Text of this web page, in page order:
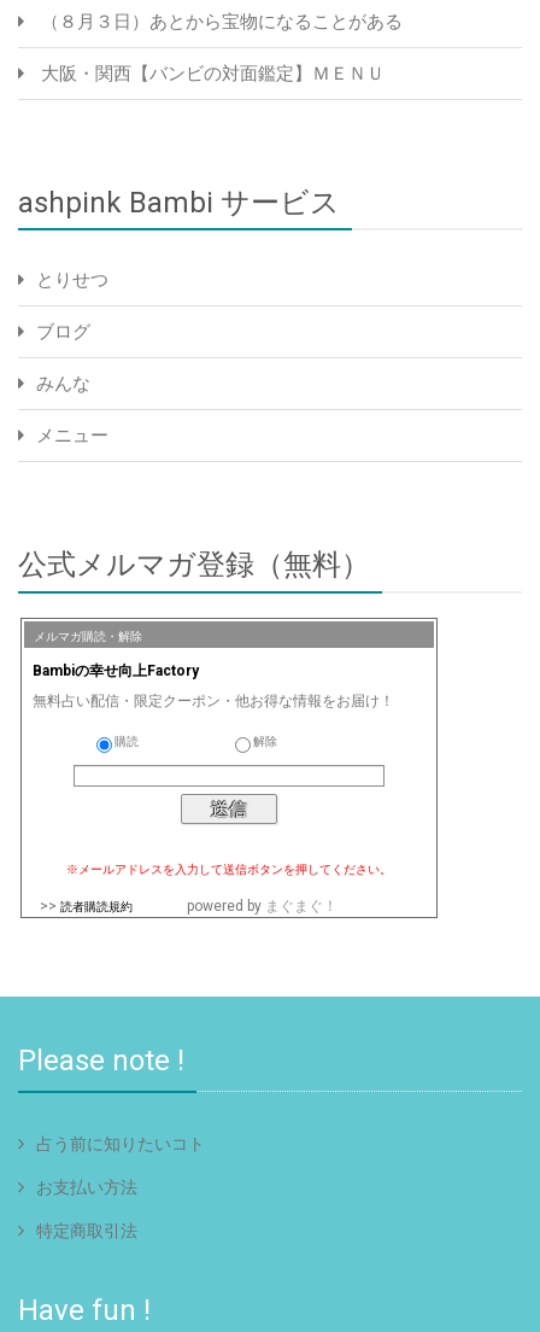
（８月３日）あとから宝物になることがある
大阪・関西【バンビの対面鑑定】ＭＥＮＵ
ashpink Bambi サービス
とりせつ
ブログ
みんな
メニュー
公式メルマガ登録（無料）
メルマガ購読・解除
Bambiの幸せ向上Factory
無料占い配信・限定クーポン・他お得な情報をお届け！
購読 解除
※メールアドレスを入力して送信ボタンを押してください。
>> 読者購読規約 powered by まぐまぐ！
Please note !
占う前に知りたいコト
お支払い方法
特定商取引法
Have fun !